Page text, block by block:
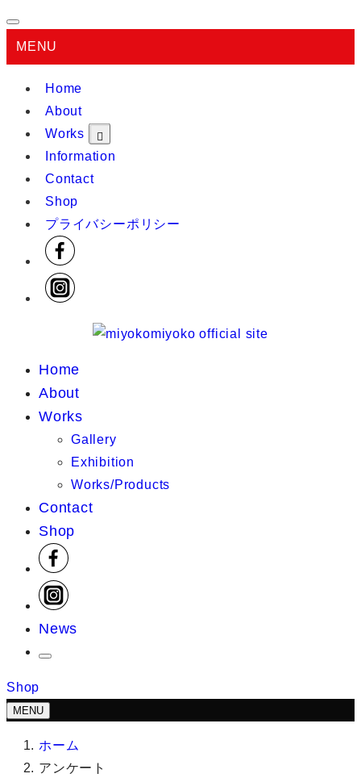
MENU
Home
About
Works
Information
Contact
Shop
プライバシーポリシー
Home
About
Works
Gallery
Exhibition
Works/Products
Contact
Shop
News
Shop
MENU
ホーム
アンケート